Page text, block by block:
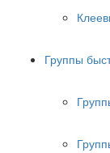
Группы